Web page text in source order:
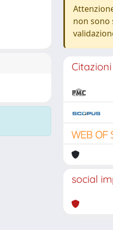
non sono
Citazioni
social